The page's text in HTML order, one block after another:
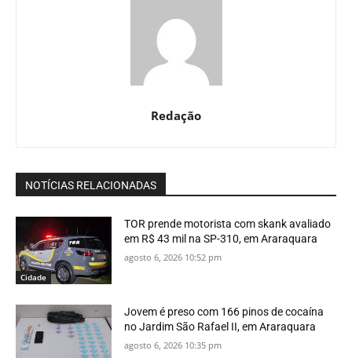
Redação
NOTÍCIAS RELACIONADAS
Cidade
TOR prende motorista com skank avaliado
em R$ 43 mil na SP-310, em Araraquara
agosto 6, 2026 10:52 pm
Jovem é preso com 166 pinos de cocaína
no Jardim São Rafael II, em Araraquara
agosto 6, 2026 10:35 pm